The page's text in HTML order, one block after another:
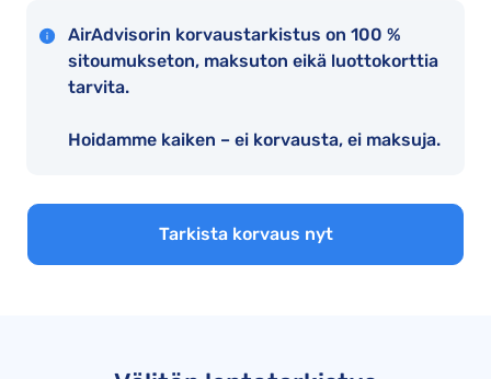
AirAdvisorin korvaustarkistus on 100 %
sitoumukseton, maksuton eikä luottokorttia
tarvita.
Hoidamme kaiken – ei korvausta, ei maksuja.
Tarkista korvaus nyt